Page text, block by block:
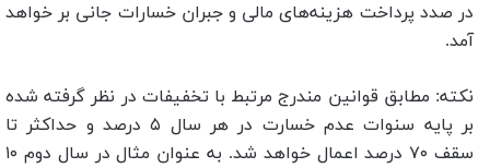
در صدد پرداخت هزینه‌های مالی و جبران خسارات جانی بر خواهد
آمد.
نکته: مطابق قوانین مندرج مرتبط با تخفیفات در نظر گرفته شده
بر پایه سنوات عدم خسارت در هر سال ۵ درصد و حداکثر تا
سقف ۷۰ درصد اعمال خواهد شد. به عنوان مثال در سال دوم ۱۰